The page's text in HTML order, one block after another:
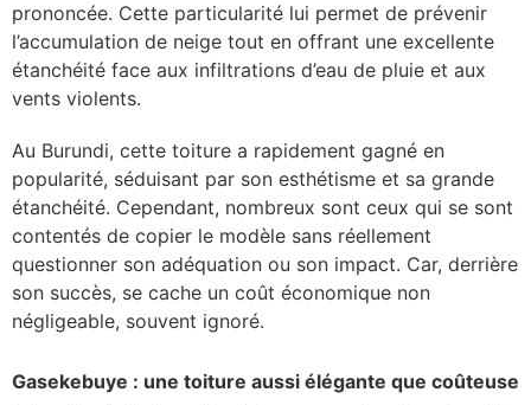
prononcée. Cette particularité lui permet de prévenir
l’accumulation de neige tout en offrant une excellente
étanchéité face aux infiltrations d’eau de pluie et aux
vents violents.
Au Burundi, cette toiture a rapidement gagné en
popularité, séduisant par son esthétisme et sa grande
étanchéité. Cependant, nombreux sont ceux qui se sont
contentés de copier le modèle sans réellement
questionner son adéquation ou son impact. Car, derrière
son succès, se cache un coût économique non
négligeable, souvent ignoré.
Gasekebuye : une toiture aussi élégante que coûteuse